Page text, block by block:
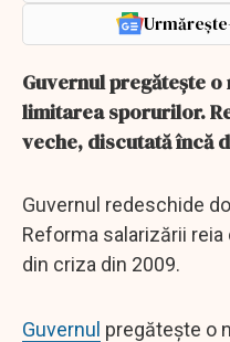
Guvernul pregătește
limitarea sporurilor.
veche, discutată încă
Guvernul redeschide
Reforma salarizării
din criza din 2009.
Guvernul pregătește o